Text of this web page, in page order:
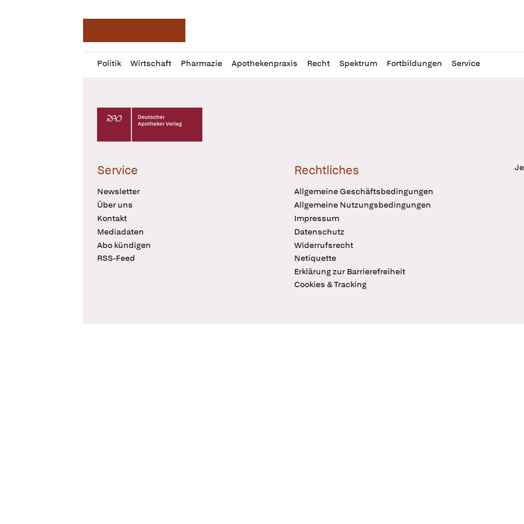
Politik Wirtschaft Pharmazie Apothekenpraxis Recht Spektrum Fortbildungen Service
Profil
öffnen
Daz
Pur
Deutscher Apotheker Verlag Logo
Service
Newsletter
Über uns
Kontakt
Mediadaten
Abo kündigen
RSS-Feed
Rechtliches
Allgemeine Geschäftsbedingungen
Allgemeine Nutzungsbedingungen
Impressum
Datenschutz
Widerrufsrecht
Netiquette
Erklärung zur Barrierefreiheit
Cookies & Tracking